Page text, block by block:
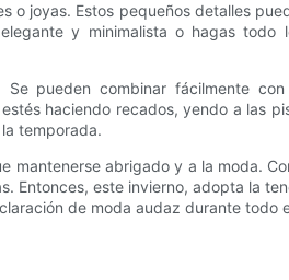
joyas. Estos pequeños detalles
y minimalista o hagas todo
pueden combinar fácilmente
haciendo recados, yendo a las
temporada.
abrigado y a la moda.
este invierno, adopta la
de moda audaz durante todo